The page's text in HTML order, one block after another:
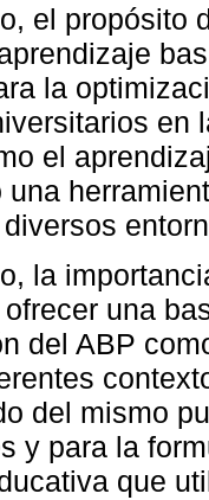
el propósito
la
en
el
la
una
del ABP
del mismo
y para la
que